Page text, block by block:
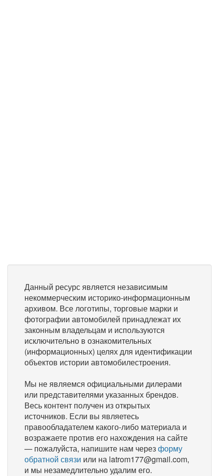
Данный ресурс является независимым
некоммерческим историко-информационным
архивом. Все логотипы, торговые марки и
фотографии автомобилей принадлежат их
законным владельцам и используются
исключительно в ознакомительных
(информационных) целях для идентификации
объектов истории автомобилестроения.
Мы не являемся официальными дилерами
или представителями указанных брендов.
Весь контент получен из открытых
источников. Если вы являетесь
правообладателем какого-либо материала и
возражаете против его нахождения на сайте
— пожалуйста, напишите нам черезформу
обратной связи или на latrom177@gmail.com,
и мы незамедлительно удалим его.